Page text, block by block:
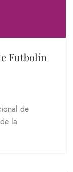
Futbolín
de
la